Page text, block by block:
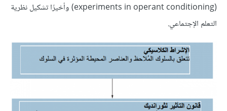
(experiments in operant conditioning) وأخيرًا تشكيل نظرية
التعلم الإجتماعي.